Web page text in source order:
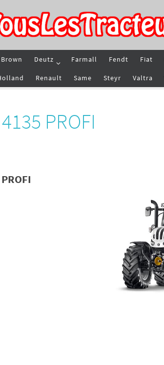
Deutz Farmall Fendt Fiat
Renault Same Steyr Valtra
PROFI